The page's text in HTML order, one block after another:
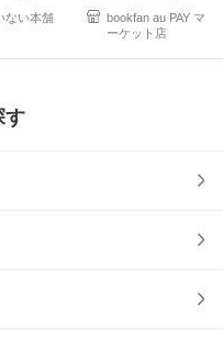
ない本舗
bookfan au PAY マ
ーケット店
す